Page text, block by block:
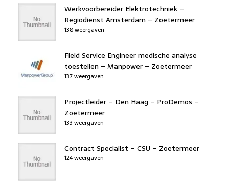
Werkvoorbereider Elektrotechniek –
Regiodienst Amsterdam – Zoetermeer
138 weergaven
Field Service Engineer medische analyse
toestellen – Manpower – Zoetermeer
137 weergaven
Projectleider – Den Haag – ProDemos –
Zoetermeer
133 weergaven
Contract Specialist – CSU – Zoetermeer
124 weergaven